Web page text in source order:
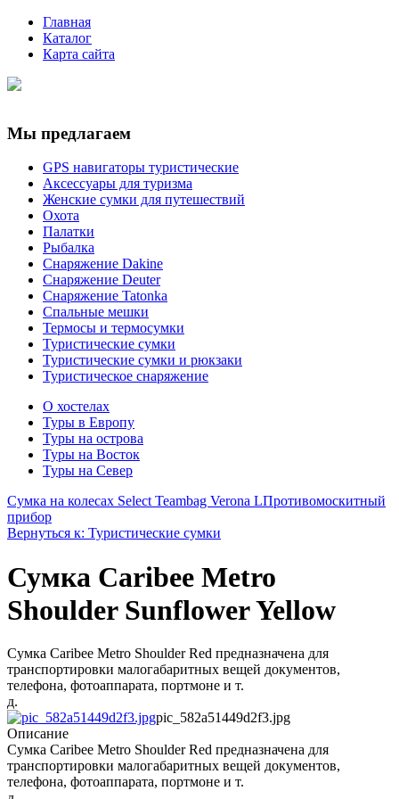
Главная
Каталог
Карта сайта
Мы предлагаем
GPS навигаторы туристические
Аксессуары для туризма
Женские сумки для путешествий
Охота
Палатки
Рыбалка
Снаряжение Dakine
Снаряжение Deuter
Снаряжение Tatonka
Спальные мешки
Термосы и термосумки
Туристические сумки
Туристические сумки и рюкзаки
Туристическое снаряжение
О хостелах
Туры в Европу
Туры на острова
Туры на Восток
Туры на Север
Сумка на колесах Select Teambag Verona LПротивомоскитный
прибор
Вернуться к: Туристические сумки
Сумка Caribee Metro
Shoulder Sunflower Yellow
Сумка Caribee Metro Shoulder Red предназначена для
транспортировки малогабаритных вещей документов,
телефона, фотоаппарата, портмоне и т.
д.
pic_582a51449d2f3.jpg
Описание
Сумка Caribee Metro Shoulder Red предназначена для
транспортировки малогабаритных вещей документов,
телефона, фотоаппарата, портмоне и т.